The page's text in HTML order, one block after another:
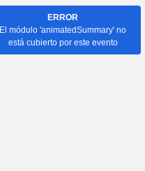
ERROR
El módulo 'animatedSummary' no
está cubierto por este evento